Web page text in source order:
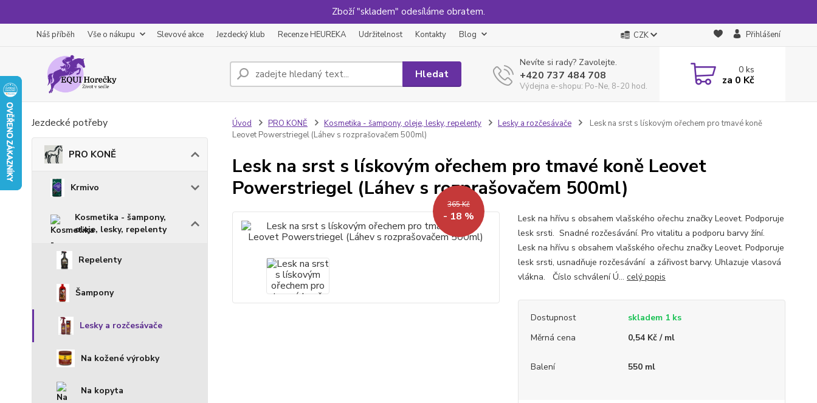
Zboží "skladem" odesíláme obratem.
Náš příběh Vše o nákupu Slevové akce Jezdecký klub Recenze HEUREKA Udržitelnost Kontakty Blog CZK Přihlášení
Hledat
Nevíte si rady? Zavolejte.
+420 737 484 708
Výdejna e-shopu: Po-Ne, 8-20 hod.
0ks
za 0 Kč
Jezdecké potřeby
PRO KONĚ
Krmivo
Kosmetika - šampony,
oleje, lesky, repelenty
Repelenty
Šampony
Lesky a rozčesávače
Na kožené výrobky
Na kopyta
Úvod PRO KONĚ Kosmetika - šampony, oleje, lesky, repelenty Lesky a rozčesávače
Lesk na srst s lískovým ořechem pro tmavé koně
Leovet Powerstriegel (Láhev s rozprašovačem 500ml)
Lesk na srst s lískovým ořechem pro tmavé koně Leovet
Powerstriegel (Láhev s rozprašovačem 500ml)
365 Kč
- 18 %
Lesk na hřívu s obsahem vlašského ořechu značky Leovet. Podporuje
lesk srsti. Snadné rozčesávání. Pro vitalitu a podporu barvy žíní.
Lesk na hřívu s obsahem vlašského ořechu značky Leovet. Podporuje
lesk srsti, usnadňuje rozčesávání a zářivost barvy. Uhlazuje vlasová
vlákna. Číslo schválení Ú... celý popis
Dostupnost
skladem 1 ks
Měrná cena
0,54 Kč / ml
Balení 550 ml